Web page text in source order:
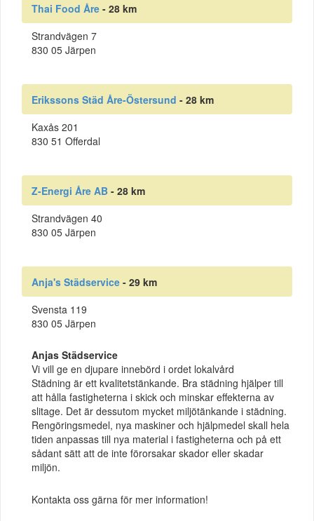
Thai Food Åre - 28 km
Strandvägen 7
830 05 Järpen
Erikssons Städ Åre-Östersund - 28 km
Kaxås 201
830 51 Offerdal
Z-Energi Åre AB - 28 km
Strandvägen 40
830 05 Järpen
Anja's Städservice - 29 km
Svensta 119
830 05 Järpen
Anjas Städservice
Vi vill ge en djupare innebörd i ordet lokalvård
Städning är ett kvalitetstänkande. Bra städning hjälper till
att hålla fastigheterna i skick och minskar effekterna av
slitage. Det är dessutom mycket miljötänkande i städning.
Rengöringsmedel, nya maskiner och hjälpmedel skall hela
tiden anpassas till nya material i fastigheterna och på ett
sådant sätt att de inte förorsakar skador eller skadar
miljön.
Kontakta oss gärna för mer information!